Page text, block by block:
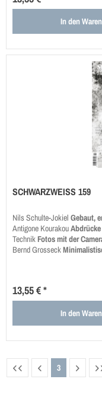
In den
SCHWARZWEISS 159
Nils Schulte-JokielGebaut,
Antigone Kourakou
Technik Fotos mit der
Bernd Grosseck
13,55 € *
In den
3